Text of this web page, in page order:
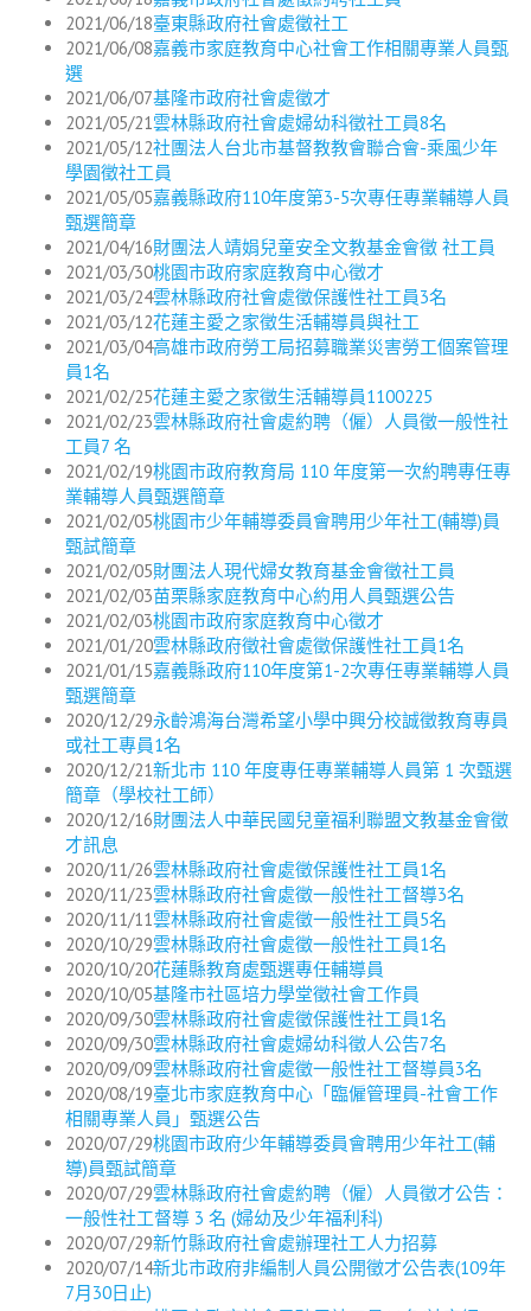
2021/06/18臺東縣政府社會處徵社工
2021/06/08嘉義市家庭教育中心社會工作相關專業人員甄
選
2021/06/07基隆市政府社會處徵才
2021/05/21雲林縣政府社會處婦幼科徵社工員8名
2021/05/12社團法人台北市基督教教會聯合會-乘風少年
學園徵社工員
2021/05/05嘉義縣政府110年度第3-5次專任專業輔導人員
甄選簡章
2021/04/16財團法人靖娟兒童安全文教基金會徵 社工員
2021/03/30桃園市政府家庭教育中心徵才
2021/03/24雲林縣政府社會處徵保護性社工員3名
2021/03/12花蓮主愛之家徵生活輔導員與社工
2021/03/04高雄市政府勞工局招募職業災害勞工個案管理
員1名
2021/02/25花蓮主愛之家徵生活輔導員1100225
2021/02/23雲林縣政府社會處約聘（僱）人員徵一般性社
工員7 名
2021/02/19桃園市政府教育局 110 年度第一次約聘專任專
業輔導人員甄選簡章
2021/02/05桃園市少年輔導委員會聘用少年社工(輔導)員
甄試簡章
2021/02/05財團法人現代婦女教育基金會徵社工員
2021/02/03苗栗縣家庭教育中心約用人員甄選公告
2021/02/03桃園市政府家庭教育中心徵才
2021/01/20雲林縣政府徵社會處徵保護性社工員1名
2021/01/15嘉義縣政府110年度第1-2次專任專業輔導人員
甄選簡章
2020/12/29永齡鴻海台灣希望小學中興分校誠徵教育專員
或社工專員1名
2020/12/21新北市 110 年度專任專業輔導人員第 1 次甄選
簡章（學校社工師）
2020/12/16財團法人中華民國兒童福利聯盟文教基金會徵
才訊息
2020/11/26雲林縣政府社會處徵保護性社工員1名
2020/11/23雲林縣政府社會處徵一般性社工督導3名
2020/11/11雲林縣政府社會處徵一般性社工員5名
2020/10/29雲林縣政府社會處徵一般性社工員1名
2020/10/20花蓮縣教育處甄選專任輔導員
2020/10/05基隆市社區培力學堂徵社會工作員
2020/09/30雲林縣政府社會處徵保護性社工員1名
2020/09/30雲林縣政府社會處婦幼科徵人公告7名
2020/09/09雲林縣政府社會處徵一般性社工督導員3名
2020/08/19臺北市家庭教育中心「臨僱管理員-社會工作
相關專業人員」甄選公告
2020/07/29桃園市政府少年輔導委員會聘用少年社工(輔
導)員甄試簡章
2020/07/29雲林縣政府社會處約聘（僱）人員徵才公告：
一般性社工督導 3 名 (婦幼及少年福利科)
2020/07/29新竹縣政府社會處辦理社工人力招募
2020/07/14新北市政府非編制人員公開徵才公告表(109年
7月30日止)